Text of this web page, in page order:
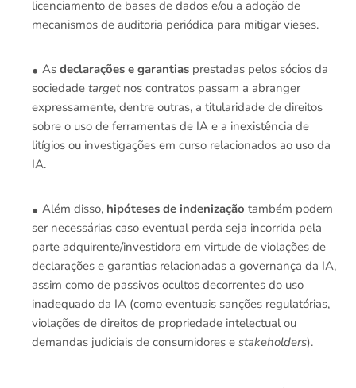
licenciamento de bases de dados e/ou a adoção de
mecanismos de auditoria periódica para mitigar vieses.
As declarações e garantias prestadas pelos sócios da
sociedade targetnos contratos passam a abranger
expressamente, dentre outras, a titularidade de direitos
sobre o uso de ferramentas de IA e a inexistência de
litígios ou investigações em curso relacionados ao uso da
IA.
Além disso, hipóteses de indenização também podem
ser necessárias caso eventual perda seja incorrida pela
parte adquirente/investidora em virtude de violações de
declarações e garantias relacionadas a governança da IA,
assim como de passivos ocultos decorrentes do uso
inadequado da IA (como eventuais sanções regulatórias,
violações de direitos de propriedade intelectual ou
demandas judiciais de consumidores e stakeholders).